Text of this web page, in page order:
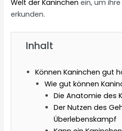
Welt der Kaninchen ein, um
erkunden.
Inhalt
Können Kaninchen gut
Wie gut können
Die Anatomie des
Der Nutzen des
Überlebenskampf